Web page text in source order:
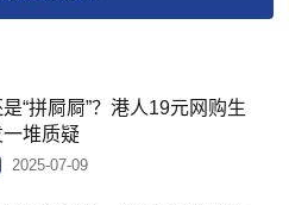
“拼屙屙”？港人19元网购生
堆质疑
2025-07-09